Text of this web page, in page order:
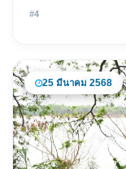
03 กุมภาพันธ์ 2568
#4
25 มีนาคม 2568